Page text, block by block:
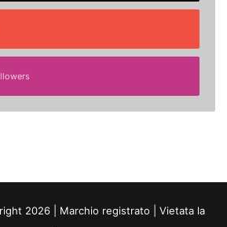
2026 | Marchio registrato | Vietata la